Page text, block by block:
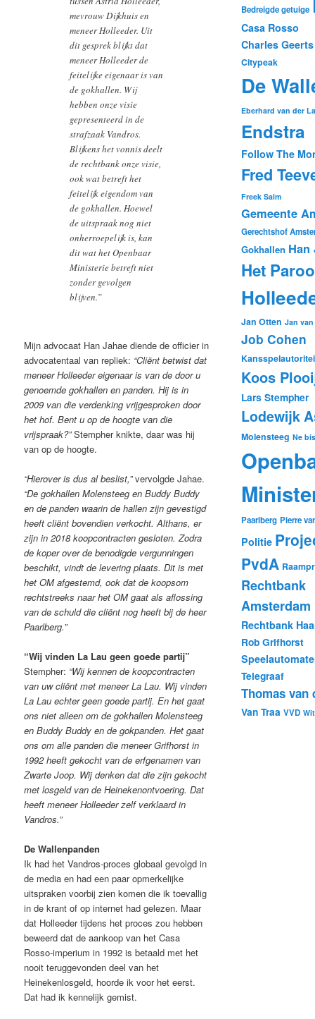
mevrouw Dijkhuis en
meneer Holleeder. Uit
dit gesprek blijkt dat
meneer Holleeder de
feitelijke eigenaar is van
de gokhallen. Wij
hebben onze visie
gepresenteerd in de
strafzaak Vandros.
Blijkens het vonnis deelt
de rechtbank onze visie,
ook wat betreft het
feitelijk eigendom van
de gokhallen. Hoewel
de uitspraak nog niet
onherroepelijk is, kan
dit wat het Openbaar
Ministerie betreft niet
zonder gevolgen
blijven.”
Mijn advocaat Han Jahae diende de officier in
advocatentaal van repliek: “Cliënt betwist dat
meneer Holleeder eigenaar is van de door u
genoemde gokhallen en panden. Hij is in
2009 van die verdenking vrijgesproken door
het hof. Bent u op de hoogte van die
vrijspraak?”Stempher knikte, daar was hij
van op de hoogte.
“Hierover is dus al beslist,”vervolgde Jahae.
“De gokhallen Molensteeg en Buddy Buddy
en de panden waarin de hallen zijn gevestigd
heeft cliënt bovendien verkocht. Althans, er
zijn in 2018 koopcontracten gesloten. Zodra
de koper over de benodigde vergunningen
beschikt, vindt de levering plaats. Dit is met
het OM afgestemd, ook dat de koopsom
rechtstreeks naar het OM gaat als aflossing
van de schuld die cliënt nog heeft bij de heer
Paarlberg.”
“Wij vinden La Lau geen goede partij”
Stempher: “Wij kennen de koopcontracten
van uw cliënt met meneer La Lau. Wij vinden
La Lau echter geen goede partij. En het gaat
ons niet alleen om de gokhallen Molensteeg
en Buddy Buddy en de gokpanden. Het gaat
ons om alle panden die meneer Grifhorst in
1992 heeft gekocht van de erfgenamen van
Zwarte Joop. Wij denken dat die zijn gekocht
met losgeld van de Heinekenontvoering. Dat
heeft meneer Holleeder zelf verklaard in
Vandros.”
De Wallenpanden
Ik had het Vandros-proces globaal gevolgd in
de media en had een paar opmerkelijke
uitspraken voorbij zien komen die ik toevallig
in de krant of op internet had gelezen. Maar
dat Holleeder tijdens het proces zou hebben
beweerd dat de aankoop van het Casa
Rosso-imperium in 1992 is betaald met het
nooit teruggevonden deel van het
Heinekenlosgeld, hoorde ik voor het eerst.
Dat had ik kennelijk gemist.
Bedreigde getuige
Casa Rosso
Charles Geerts
Citypeak
De
Eberhard van der
Endstra
Follow The
Fred
Freek Salm
Gemeente
Gerechtshof
Gokhallen Han
Het
Jan Otten Jan
Job Cohen
Koos
Lars Stempher
Lodewijk
Molensteeg Ne
Paarlberg Pierre
Politie
PvdA
Rechtbank
Amsterdam
Rechtbank
Rob Grifhorst
Telegraaf
Thomas van
Van Traa VVD